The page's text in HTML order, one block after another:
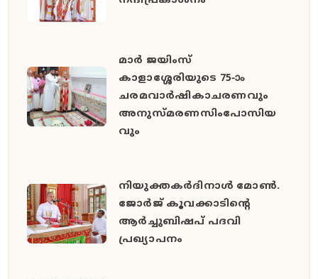
മാർ ജയിംസ്
കാളാശ്ശേരിയുടെ 75-ാം
ചരമവാർഷികാചരണവും
അനുസ്മരണസിംപോസിയ
വും
നിയുക്തകർദിനാൾ മോൺ.
ജോർജ് കൂവക്കാടിൻ്റെ
ആർച്ചുബിഷപ് പദവി
പ്രഖ്യാപനം